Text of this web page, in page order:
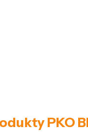
PKO